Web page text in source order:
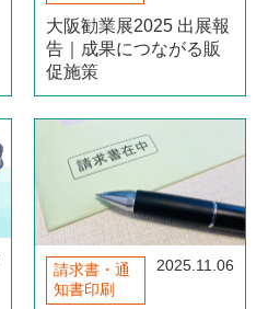
大阪勧業展2025 出展報
告｜成果につながる販
促施策
請求書・通
知書印刷
2025.11.06